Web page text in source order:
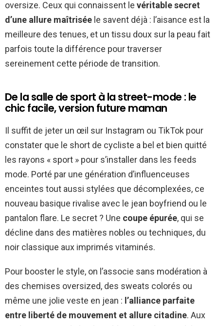
oversize. Ceux qui connaissent le véritable secret
d’une allure maîtrisée le savent déjà : l’aisance est la
meilleure des tenues, et un tissu doux sur la peau fait
parfois toute la différence pour traverser
sereinement cette période de transition.
De la salle de sport à la street-mode : le
chic facile, version future maman
Il suffit de jeter un œil sur Instagram ou TikTok pour
constater que le short de cycliste a bel et bien quitté
les rayons « sport » pour s’installer dans les feeds
mode. Porté par une génération d’influenceuses
enceintes tout aussi stylées que décomplexées, ce
nouveau basique rivalise avec le jean boyfriend ou le
pantalon flare. Le secret ? Une coupe épurée, qui se
décline dans des matières nobles ou techniques, du
noir classique aux imprimés vitaminés.
Pour booster le style, on l’associe sans modération à
des chemises oversized, des sweats colorés ou
même une jolie veste en jean : l’alliance parfaite
entre liberté de mouvement et allure citadine. Aux